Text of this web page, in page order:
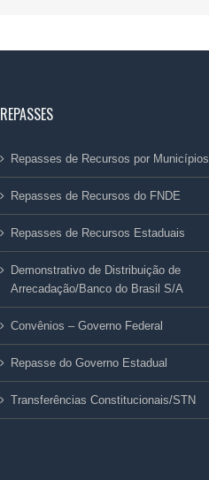
REPASSES
Repasses de Recursos por Municípios
Repasses de Recursos do FNDE
Repasses de Recursos Estaduais
Demonstrativo de Distribuição de
Arrecadação/Banco do Brasil S/A
Convênios – Governo Federal
Repasse do Governo Estadual
Transferências Constitucionais/STN